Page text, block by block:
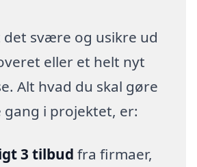
det svære og usikre ud
eller et helt nyt
Alt hvad du skal gøre
i projektet, er:
3 tilbud fra firmaer,